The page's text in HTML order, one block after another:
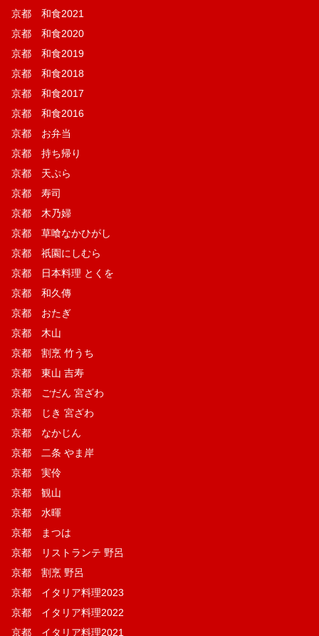
京都 和食2021
京都 和食2020
京都 和食2019
京都 和食2018
京都 和食2017
京都 和食2016
京都 お弁当
京都 持ち帰り
京都 天ぷら
京都 寿司
京都 木乃婦
京都 草喰なかひがし
京都 祇園にしむら
京都 日本料理 とくを
京都 和久傳
京都 おたぎ
京都 木山
京都 割烹 竹うち
京都 東山 吉寿
京都 ごだん 宮ざわ
京都 じき 宮ざわ
京都 なかじん
京都 二条 やま岸
京都 実伶
京都 観山
京都 水暉
京都 まつは
京都 リストランテ 野呂
京都 割烹 野呂
京都 イタリア料理2023
京都 イタリア料理2022
京都 イタリア料理2021